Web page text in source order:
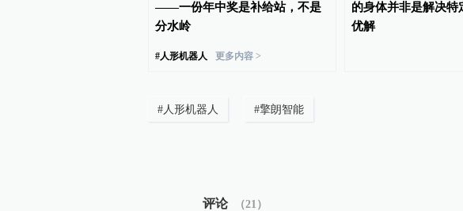
——一份年中奖是补给站，不是
分水岭
#人形机器人 更多内容 >
的身体并非是解决特
优解
#人形机器人 #擎朗智能
评论 （21 ）